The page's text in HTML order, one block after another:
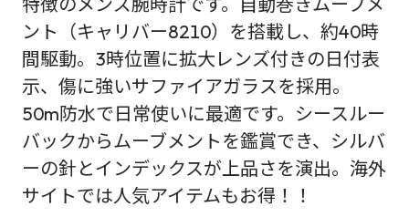
ント（キャリバー8210）を搭載し、約40時
間駆動。3時位置に拡大レンズ付きの日付表
示、傷に強いサファイアガラスを採用。
50m防水で日常使いに最適です。シースルー
バックからムーブメントを鑑賞でき、シルバ
ーの針とインデックスが上品さを演出。海外
サイトでは人気アイテムもお得！！